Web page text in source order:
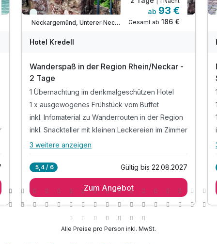
Viele Termine frei
Neckargemünd, Unterer Neckar
ab 93 €
Gesamt ab 186 €
Hotel Kredell
Wanderspaß in der Region Rhein/Neckar -
2 Tage
1 Übernachtung im denkmalgeschützen Hotel
1 x ausgewogenes Frühstück vom Buffet
inkl. Infomaterial zu Wanderrouten in der Region
inkl. Snackteller mit kleinen Leckereien im Zimmer
Alle Inklusivleistungen
1 x ausgewogenes Frühstück vom Buffet
inkl. Infomaterial zu Wanderrouten in der Region
inkl. Tee-/Kaffeestation im Zimmer
3 weitere anzeigen
5,4 / 6 Gültig bis 22.08.2027
Zum Angebot
Alle Preise pro Person inkl. MwSt.